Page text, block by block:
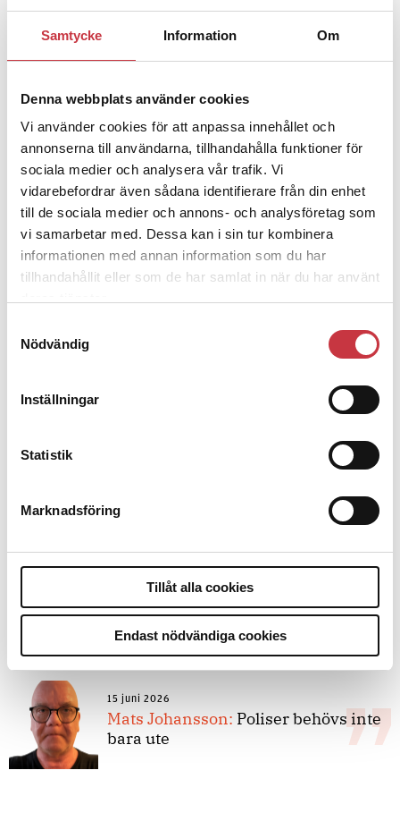
Samtycke Information Om
Denna webbplats använder cookies
Vi använder cookies för att anpassa innehållet och
annonserna till användarna, tillhandahålla funktioner för
sociala medier och analysera vår trafik. Vi
vidarebefordrar även sådana identifierare från din enhet
till de sociala medier och annons- och analysföretag som
vi samarbetar med. Dessa kan i sin tur kombinera
informationen med annan information som du har
tillhandahållit eller som de har samlat in när du har använt
Nödvändig
Inställningar
Statistik
Marknadsföring
Tillåt alla cookies
Endast nödvändiga cookies
– nu ska han lära sig grunderna
4 juni 2026
Polisregionen erkänner fel: ”Kommer
att rättas till”
Replik:
Det är inte evidenskrav som
7 juli 2026
Debatt:Med för höga krav på evidens
kan polisen inte göra något alls
15 juni 2026
Mats Johansson: Poliser behövs inte
bara ute